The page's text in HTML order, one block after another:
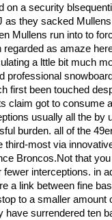
on a security
as they sacked
Mullens run into to
as amaze
a lttle bit much
professional
first been touched
claim got to consume
usually all the by
burden. all of the
third-most via
Broncos.Not that
interceptions. in
a link between fine
to a smaller amount
have surrendered ten